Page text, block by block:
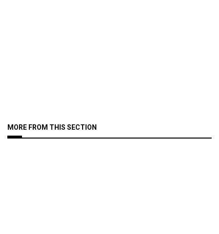
MORE FROM THIS SECTION